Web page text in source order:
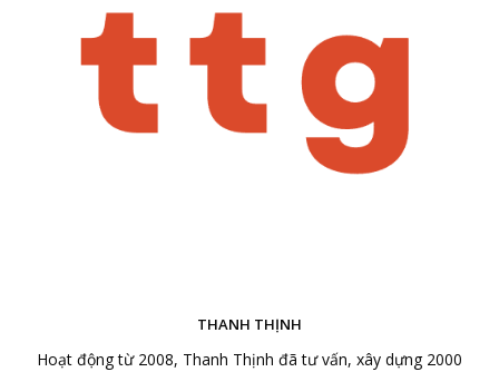
THANH THỊNH
Hoạt động từ 2008, Thanh Thịnh đã tư vấn, xây dựng 2000